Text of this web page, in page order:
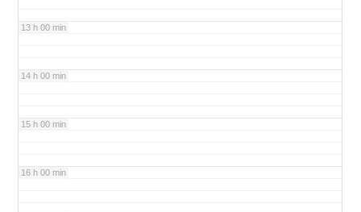
13 h 00 min
14 h 00 min
15 h 00 min
16 h 00 min